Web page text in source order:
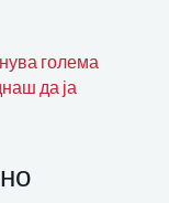
голема
да ја